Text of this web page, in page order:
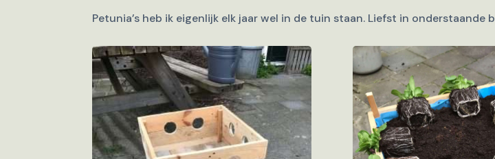
Petunia’s heb ik eigenlijk elk jaar wel in de tuin staan. Liefst in